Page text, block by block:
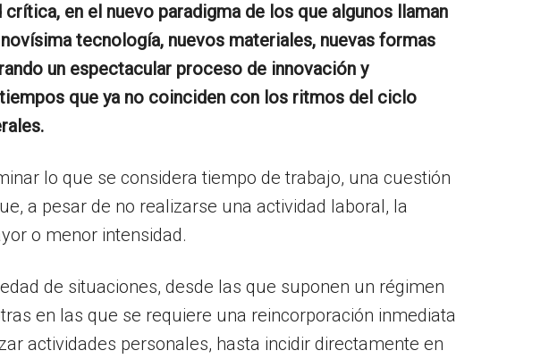
en el nuevo paradigma de los que algunos llaman
tecnología, nuevos materiales, nuevas formas
un espectacular proceso de innovación y
que ya no coinciden con los ritmos del ciclo
lo que se considera tiempo de trabajo, una cuestión
a pesar de no realizarse una actividad laboral, la
o menor intensidad.
de situaciones, desde las que suponen un régimen
en las que se requiere una reincorporación inmediata
actividades personales, hasta incidir directamente en